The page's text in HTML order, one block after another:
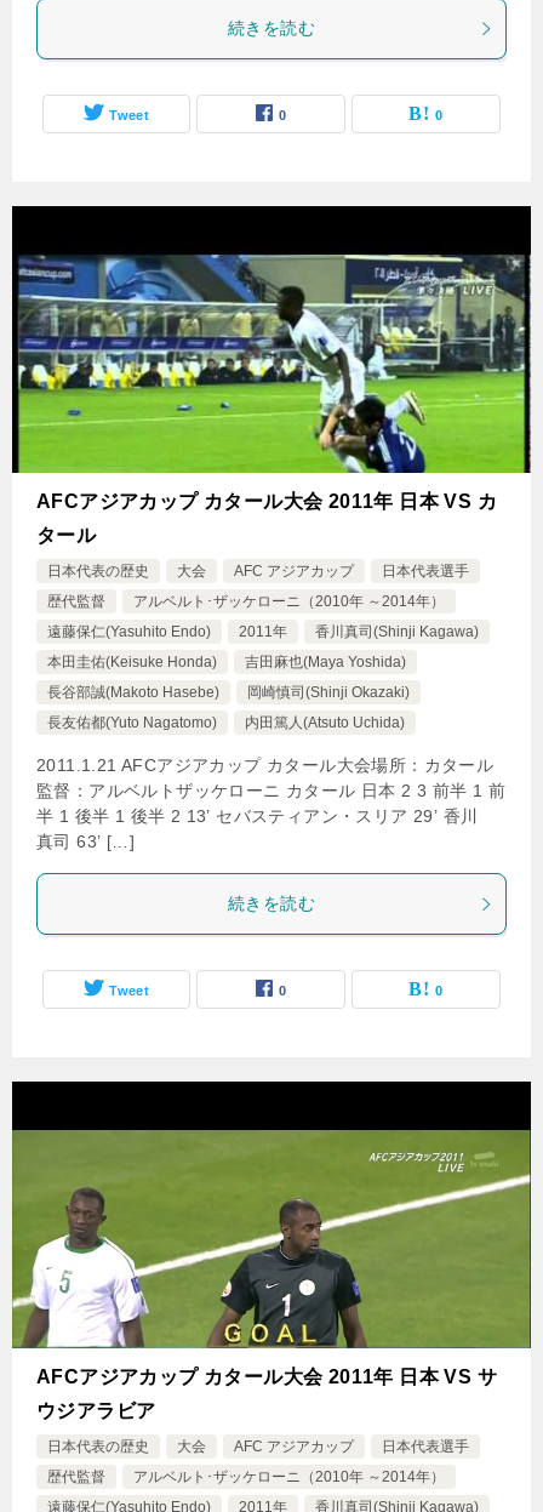
続きを読む
Tweet 0 0
AFCアジアカップ カタール大会 2011年 日本 VS カ
タール
日本代表の歴史 大会 AFC アジアカップ
日本代表選手
歴代監督
アルベルト･ザッケローニ（2010年 ～2014年）
遠藤保仁(Yasuhito Endo)
2011年
香川真司(Shinji Kagawa)
本田圭佑(Keisuke Honda)
吉田麻也(Maya Yoshida)
長谷部誠(Makoto Hasebe)
岡崎慎司(Shinji Okazaki)
長友佑都(Yuto Nagatomo)
内田篤人(Atsuto Uchida)
2011.1.21 AFCアジアカップ カタール大会場所：カタール
監督：アルベルトザッケローニ カタール 日本 2 3 前半 1 前
半 1 後半 1 後半 2 13’ セバスティアン・スリア 29’ 香川
真司 63’ […]
続きを読む
Tweet 0 0
AFCアジアカップ カタール大会 2011年 日本 VS サ
ウジアラビア
日本代表の歴史 大会 AFC アジアカップ
日本代表選手
歴代監督
アルベルト･ザッケローニ（2010年 ～2014年）
遠藤保仁(Yasuhito Endo)
2011年 香川真司(Shinji Kagawa)